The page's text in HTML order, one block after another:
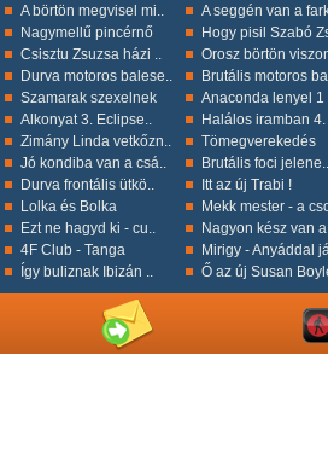
A börtön megvisel mi.. A seggén van a
Nagymellű pincérnő Hogy pisil Szabó
Csisztu Zsuzsa házi .. Orosz börtön
Durva motoros balese.. Brutális motoros
Szamarak szexelnek Anaconda lenyel 1
Alkonyat 3. Eclipse.. Halálos iramban 4.
Zimány Linda vetkőzn.. Tömegverekedés
Jó kondiba van a csá.. Brutális foci jelene..
Durva frontális ütkö.. Itt az új Trabi !
Lolka és Bolka Mekk mester - a
Ezt ne hagyd ki - cu.. Nagyon kész van
4F Club - Tanga Mirigy - Anyáddal
Így buliznak Ibizán .. Ő az új Susan